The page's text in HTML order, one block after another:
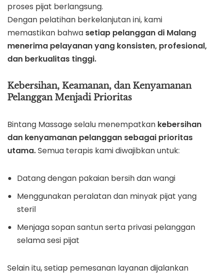
proses pijat berlangsung.
Dengan pelatihan berkelanjutan ini, kami
memastikan bahwa setiap pelanggan di Malang
menerima pelayanan yang konsisten, profesional,
dan berkualitas tinggi.
Kebersihan, Keamanan, dan Kenyamanan
Pelanggan Menjadi Prioritas
Bintang Massage selalu menempatkan kebersihan
dan kenyamanan pelanggan sebagai prioritas
utama.Semua terapis kami diwajibkan untuk:
Datang dengan pakaian bersih dan wangi
Menggunakan peralatan dan minyak pijat yang
steril
Menjaga sopan santun serta privasi pelanggan
selama sesi pijat
Selain itu, setiap pemesanan layanan dijalankan